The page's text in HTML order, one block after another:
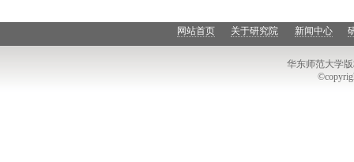
网站首页 关于研究院 新闻中心
华东师范大学